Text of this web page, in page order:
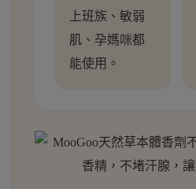
上班族、敏弱
肌、孕媽咪都
能使用。